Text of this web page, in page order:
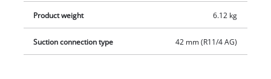
Product weight 6.12 kg
Suction connection type 42 mm (R11/4 AG)